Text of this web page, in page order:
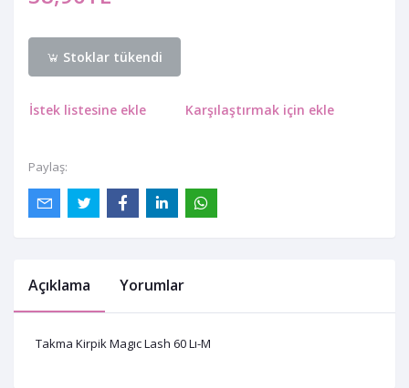
Stoklar tükendi
İstek listesine ekle Karşılaştırmak için ekle
Paylaş:
Açıklama Yorumlar
Takma Kirpik Magıc Lash 60 Lı-M